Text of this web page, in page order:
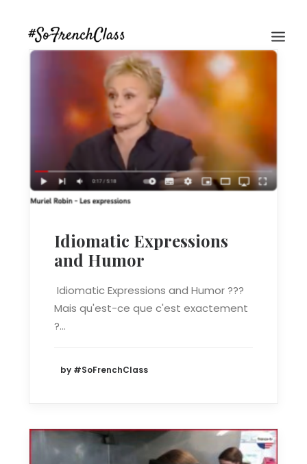
#SOFRENCHCLASS PRIVACY POLICY
Recherche
Idiomatic Expressions
and Humor
Idiomatic Expressions and Humor ???
Mais qu'est-ce que c'est exactement
?…
by #SoFrenchClass